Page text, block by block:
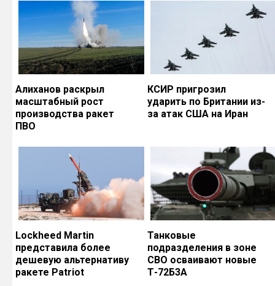
Алиханов раскрыл
масштабный рост
производства ракет
ПВО
КСИР пригрозил
ударить по Британии из-
за атак США на Иран
Lockheed Martin
представила более
дешевую альтернативу
ракете Patriot
Танковые
подразделения в зоне
СВО осваивают новые
Т-72Б3А